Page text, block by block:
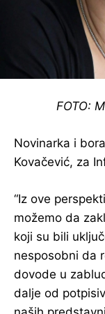
FOTO:
Novinarka i
Kovačević, za
“Iz ove
možemo da
koji su bili
nesposobni da
dovode u
dalje od